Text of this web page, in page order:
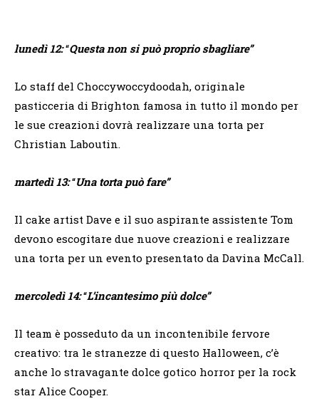
lunedì 12:“Questa non si può proprio sbagliare”
Lo staff del Choccywoccydoodah, originale
pasticceria di Brighton famosa in tutto il mondo per
le sue creazioni dovrà realizzare una torta per
Christian Laboutin.
martedì 13:“Una torta può fare”
Il cake artist Dave e il suo aspirante assistente Tom
devono escogitare due nuove creazioni e realizzare
una torta per un evento presentato da Davina McCall.
mercoledì 14:“L’incantesimo più dolce”
Il team è posseduto da un incontenibile fervore
creativo: tra le stranezze di questo Halloween, c’è
anche lo stravagante dolce gotico horror per la rock
star Alice Cooper.